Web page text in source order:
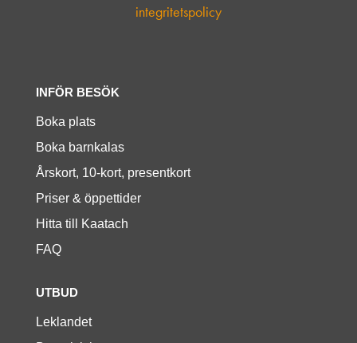
integritetspolicy
INFÖR BESÖK
Boka plats
Boka barnkalas
Årskort, 10-kort, presentkort
Priser & öppettider
Hitta till Kaatach
FAQ
UTBUD
Leklandet